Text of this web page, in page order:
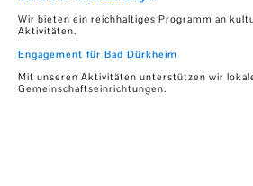
Wir bieten ein reichhaltiges Programm an
Aktivitäten.
Engagement für Bad Dürkheim
Mit unseren Aktivitäten unterstützen wir
Gemeinschaftseinrichtungen.